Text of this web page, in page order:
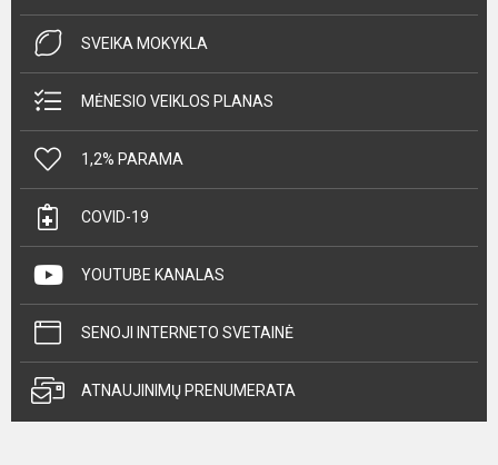
SVEIKA MOKYKLA
MĖNESIO VEIKLOS PLANAS
1,2% PARAMA
COVID-19
YOUTUBE KANALAS
SENOJI INTERNETO SVETAINĖ
ATNAUJINIMŲ PRENUMERATA